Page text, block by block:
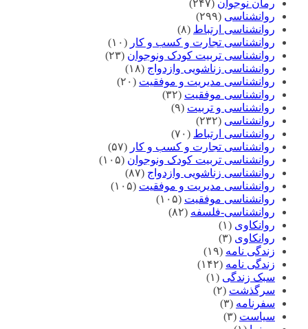
رمان نوجوان (۲۴۷)
روانشناسی (۲۹۹)
روانشناسی ارتباط (۸)
روانشناسی تجارت و کسب و کار (۱۰)
روانشناسی تربیت کودک ونوجوان (۲۳)
روانشناسی زناشویی وازدواج (۱۸)
روانشناسی مدیریت و موفقیت (۲۰)
روانشناسی موفقیت (۳۲)
روانشناسی و تربیت (۹)
روانشناسی (۲۳۲)
روانشناسی ارتباط (۷۰)
روانشناسی تجارت و کسب و کار (۵۷)
روانشناسی تربیت کودک ونوجوان (۱۰۵)
روانشناسی زناشویی وازدواج (۸۷)
روانشناسی مدیریت و موفقیت (۱۰۵)
روانشناسی موفقیت (۱۰۵)
روانشناسی-فلسفه (۸۲)
روانکاوی (۱)
روانکاوی (۳)
زندگی نامه (۱۹)
زندگی نامه (۱۴۲)
سبک زندگی (۱)
سرگذشت (۲)
سفرنامه (۳)
سیاست (۳)